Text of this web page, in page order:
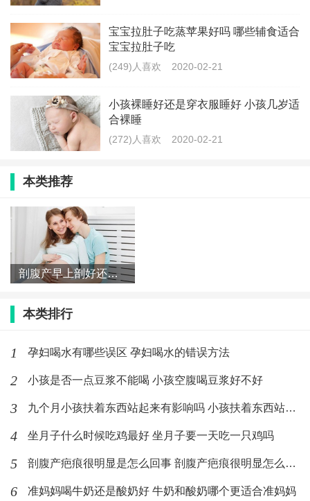
小孩裸睡好还是穿衣服睡好 小孩几岁适
合裸睡
九个月小孩扶着东西站起来有影响吗 小
孩扶着东西站起来要注意什
(201)人喜欢
宝宝拉肚子吃蒸苹果好吗 哪些辅食适合
宝宝拉肚子吃
(249)人喜欢 2020-02-21
小孩裸睡好还是穿衣服睡好 小孩几岁适
合裸睡
(272)人喜欢 2020-02-21
本类推荐
剖腹产早上剖好还是下午剖好 剖腹产一天中什么时间最好
本类排行
1 孕妇喝水有哪些误区 孕妇喝水的错误方法
2 小孩是否一点豆浆不能喝 小孩空腹喝豆浆好不好
3 九个月小孩扶着东西站起来有影响吗 小孩扶着东西站起来要注意什
4 坐月子什么时候吃鸡最好 坐月子要一天吃一只鸡吗
5 剖腹产疤痕很明显是怎么回事 剖腹产疤痕很明显怎么消除
6 准妈妈喝牛奶还是酸奶好 牛奶和酸奶哪个更适合准妈妈